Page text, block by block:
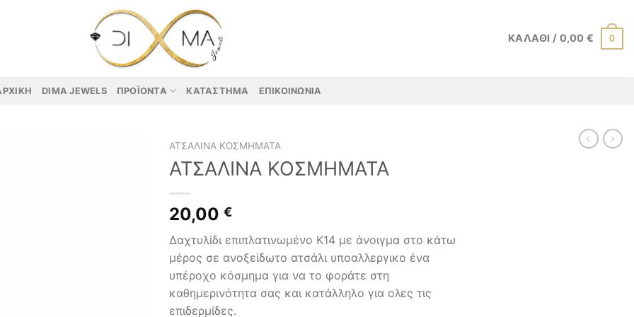
ΚΑΛΆΘΙ / 0,00€ 0
DIMA JEWELS ΠΡΟΪΌΝΤΑ ΚΑΤΆΣΤΗΜΑ ΕΠΙΚΟΙΝΩΝΊΑ
ΑΤΣΆΛΙΝΑ ΚΟΣΜΉΜΑΤΑ
ΑΤΣΑΛΙΝΑ ΚΟΣΜΗΜΑΤΑ
20,00 €
Δαχτυλίδι επιπλατινωμένο Κ14 με άνοιγμα στο κάτω
μέρος σε ανοξείδωτο ατσάλι υποαλλεργικο ένα
υπέροχο κόσμημα για να το φοράτε στη
καθημερινότητα σας και κατάλληλο για ολες τις
επιδερμίδες.